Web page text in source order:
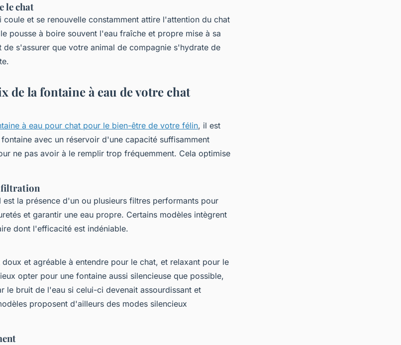
le chat
et se renouvelle constamment attire l'attention du chat
pousse à boire souvent l'eau fraîche et propre mise à sa
s'assurer que votre animal de compagnie s'hydrate de
de la fontaine à eau de votre chat
à eau pour chat pour le bien-être de votre félin, il est
avec un réservoir d'une capacité suffisamment
ne pas avoir à le remplir trop fréquemment. Cela optimise
filtration
est la présence d'un ou plusieurs filtres performants pour
et garantir une eau propre. Certains modèles intègrent
dont l'efficacité est indéniable.
et agréable à entendre pour le chat, et relaxant pour le
opter pour une fontaine aussi silencieuse que possible,
le bruit de l'eau si celui-ci devenait assourdissant et
proposent d'ailleurs des modes silencieux